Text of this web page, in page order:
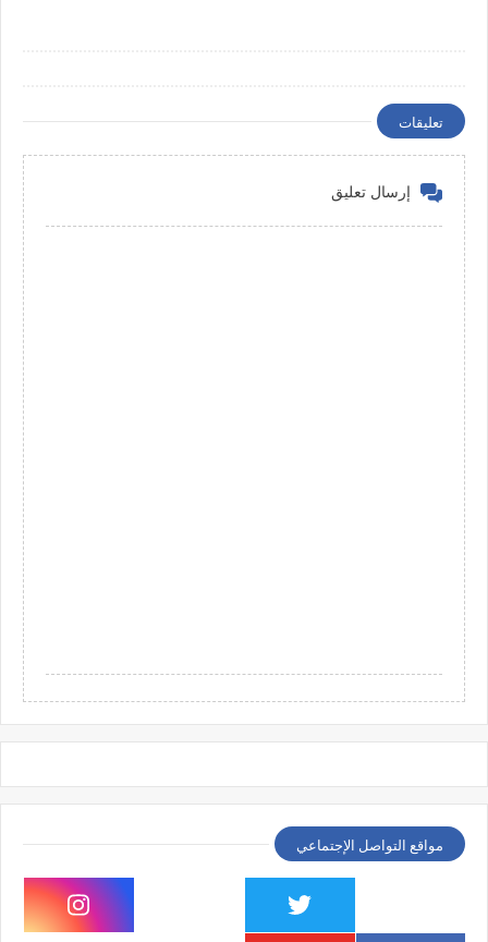
تعليقات
إرسال تعليق
مواقع التواصل الإجتماعي